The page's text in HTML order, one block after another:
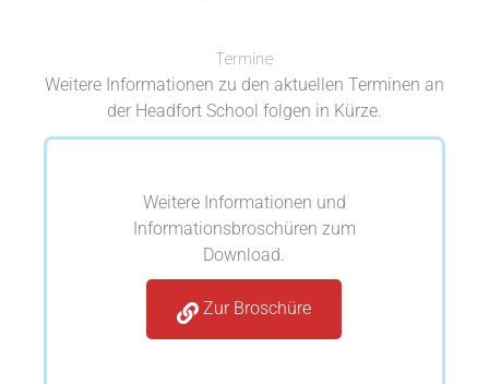
Termine
Weitere Informationen zu den aktuellen Terminen an
der Headfort School folgen in Kürze.
Weitere Informationen und
Informationsbroschüren zum
Download.
Zur Broschüre